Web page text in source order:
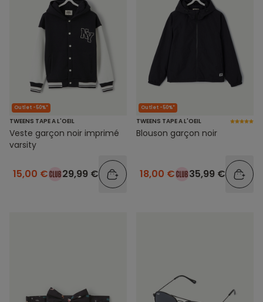
Outlet -50%*
TWEENS TAPE A L'OEIL
Veste garçon noir imprimé
varsity
15,00 € 29,99 €
Outlet -50%*
TWEENS TAPE A L'OEIL
Blouson garçon noir
18,00 € 35,99 €